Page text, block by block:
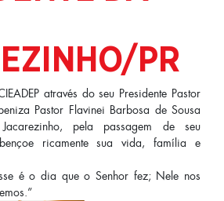
PR
através do seu Presidente Pastor
Pastor Flavinei Barbosa de Sousa
pela passagem de seu
ricamente sua vida, família e
é o dia que o Senhor fez; Nele nos